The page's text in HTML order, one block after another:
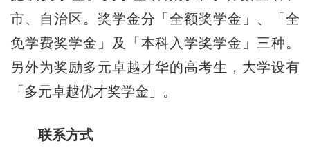
市、自治区。奖学金分「全额奖学金」、「全
免学费奖学金」及「本科入学奖学金」三种。
另外为奖励多元卓越才华的高考生，大学设有
「多元卓越优才奖学金」。
联系方式